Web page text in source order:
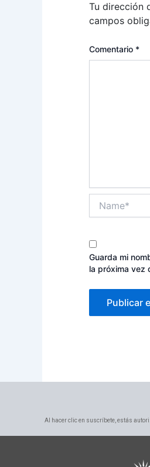
Tu dirección
campos
Comentario *
Guarda mi
la próxima vez
Al hacer clic en suscríbete, estás